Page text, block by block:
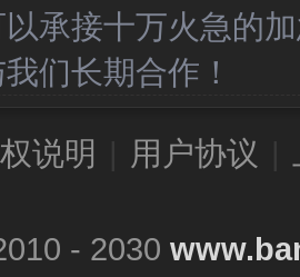
承接十万火急的
们长期合作！
说明 用户协议
- 2030